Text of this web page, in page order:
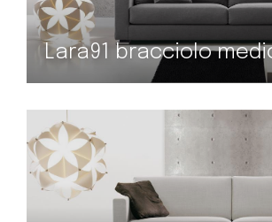
Lara91 bracciolo